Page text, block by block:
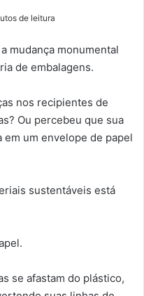
de leitura
mudança monumental
de embalagens.
nos recipientes de
Ou percebeu que sua
um envelope de papel
sustentáveis ​​está
se afastam do plástico,